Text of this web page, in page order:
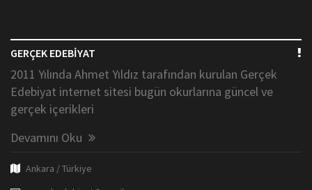
GERÇEK EDEBİYAT
2011 Yılında Ahmet Yıldız tarafından kurulan Gerçek
Edebiyat internet sitesi bugün okurlarına güncel ve
gerçek içerikleri
Devamını Oku
Ankara / Türkiye